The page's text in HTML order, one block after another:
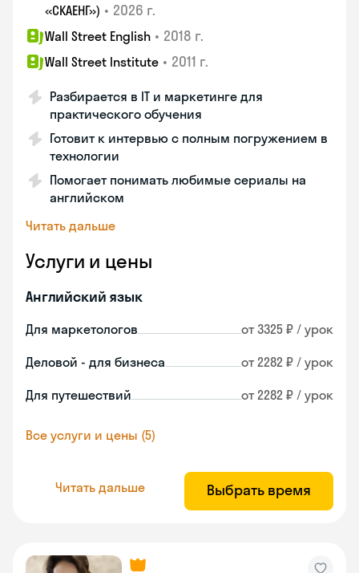
«СКАЕНГ») • 2026 г.
Wall Street English • 2018 г.
Wall Street Institute • 2011 г.
Разбирается в IT и маркетинге для
практического обучения
Готовит к интервью с полным погружением в
технологии
Помогает понимать любимые сериалы на
английском
Читать дальше
Услуги и цены
Английский язык
Для маркетологов от 3325 ₽ / урок
Деловой - для бизнеса от 2282 ₽ / урок
Для путешествий от 2282 ₽ / урок
Все услуги и цены (5)
Читать дальше Выбрать время